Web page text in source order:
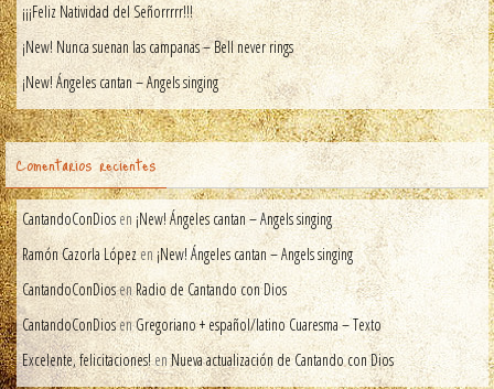
¡¡¡Feliz Natividad del Señorrrrr!!!
¡New! Nunca suenan las campanas – Bell never rings
¡New! Ángeles cantan – Angels singing
Comentarios recientes
CantandoConDios en¡New! Ángeles cantan – Angels singing
Ramón Cazorla Lópezen ¡New! Ángeles cantan – Angels singing
CantandoConDiosenRadio de Cantando con Dios
CantandoConDiosenGregoriano + español/latino Cuaresma – Texto
Excelente, felicitaciones!enNueva actualización de Cantando con Dios